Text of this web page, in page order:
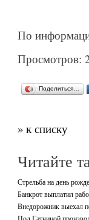
По
Просмотров:
Поделиться…
» к списку
Читайте
Стрельба на день
Банкрот выплатил
Внедорожник выехал